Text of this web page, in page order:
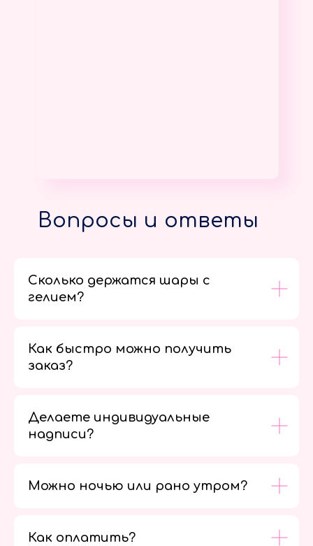
Вопросы и ответы
Сколько держатся шары с
гелием?
Как быстро можно получить
заказ?
Делаете индивидуальные
надписи?
Можно ночью или рано утром?
Как оплатить?